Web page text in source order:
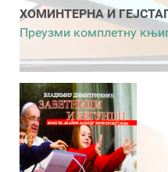
ХОМИНТЕРНА И
Преузми комплетну